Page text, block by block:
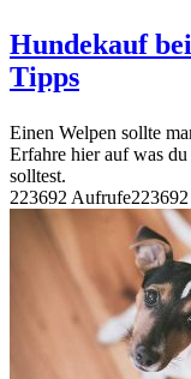
Hundekauf
Tipps
Einen Welpen sollte
Erfahre hier auf was
solltest.
223692 Aufrufe223692